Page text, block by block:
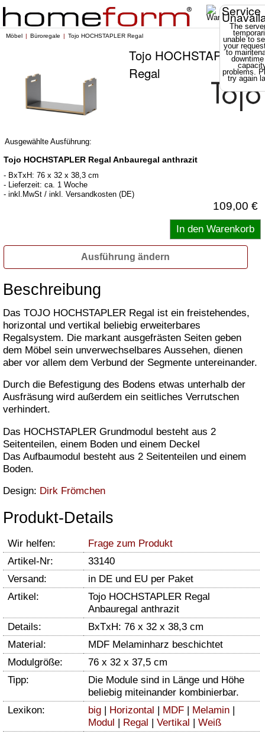
Service
The
unable to
your
to
problems.
try again
Möbel Büroregale Tojo HOCHSTAPLER Regal
Tojo HOCHSTAPLER
Regal
Ausgewählte Ausführung:
Tojo HOCHSTAPLER Regal Anbauregal anthrazit
- BxTxH: 76 x 32 x 38,3 cm
- Lieferzeit: ca. 1 Woche
- inkl.MwSt / inkl. Versandkosten (DE)
109,00 €
Ausführung ändern
Beschreibung
Das TOJO HOCHSTAPLER Regal ist ein freistehendes,
horizontal und vertikal beliebig erweiterbares
Regalsystem. Die markant ausgefrästen Seiten geben
dem Möbel sein unverwechselbares Aussehen, dienen
aber vor allem dem Verbund der Segmente untereinander.
Durch die Befestigung des Bodens etwas unterhalb der
Ausfräsung wird außerdem ein seitliches Verrutschen
verhindert.
Das HOCHSTAPLER Grundmodul besteht aus 2
Seitenteilen, einem Boden und einem Deckel
Das Aufbaumodul besteht aus 2 Seitenteilen und einem
Boden.
Design: Dirk Frömchen
Produkt-Details
Wir helfen:
Frage zum Produkt
Artikel-Nr:
33140
Versand:
in DE und EU per Paket
Artikel:
Tojo HOCHSTAPLER Regal
Anbauregal anthrazit
Details:
BxTxH: 76 x 32 x 38,3 cm
Material:
MDF Melaminharz beschichtet
Modulgröße:
76 x 32 x 37,5 cm
Tipp:
Die Module sind in Länge und Höhe
beliebig miteinander kombinierbar.
Lexikon:
big | Horizontal | MDF | Melamin |
Modul | Regal | Vertikal | Weiß